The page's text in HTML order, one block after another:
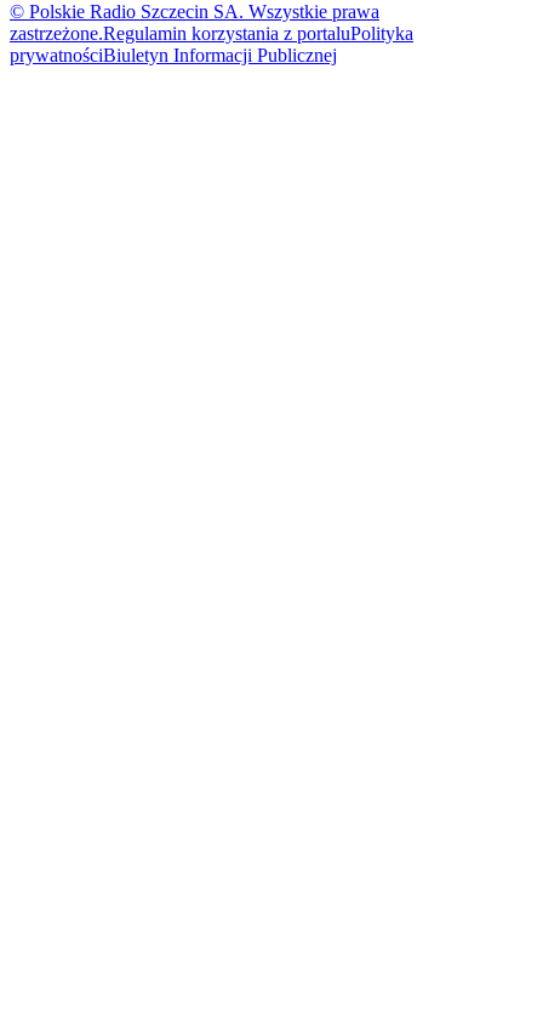
© Polskie Radio Szczecin SA. Wszystkie prawa
zastrzeżone.Regulamin korzystania z portaluPolityka
prywatnościBiuletyn Informacji Publicznej